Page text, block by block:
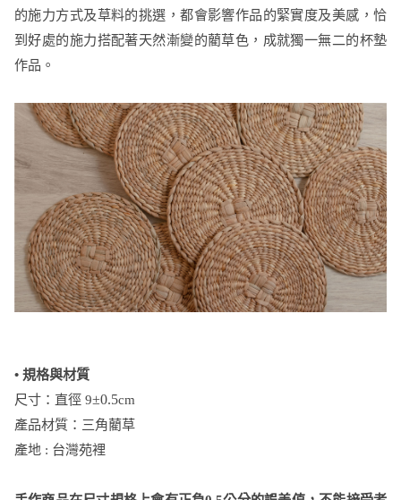
的施力方式及草料的挑選，都會影響作品的緊實度及美感，恰
到好處的施力搭配著天然漸變的藺草色，成就獨一無二的杯墊
作品。
• 規格與材質
尺寸：直徑 9±0.5cm
產品材質：三角藺草
產地 : 台灣苑裡